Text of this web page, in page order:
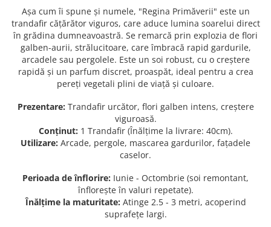
Bulbi de Narcise
Bulbi de Ranunculus
Bulbi de Tigridia
Bulbi de Zambile
Bulbi de Zantedeschia
Bulbi Sparaxis
Seminte de Ierburi
Așa cum îi spune și numele, "Regina Primăverii" este un
trandafir cățărător viguros, care aduce lumina soarelui direct
în grădina dumneavoastră. Se remarcă prin explozia de flori
galben-aurii, strălucitoare, care îmbracă rapid gardurile,
arcadele sau pergolele. Este un soi robust, cu o creștere
rapidă și un parfum discret, proaspăt, ideal pentru a crea
pereți vegetali plini de viață și culoare.
Prezentare: Trandafir urcător, flori galben intens, creștere
viguroasă.
Conținut: 1 Trandafir (Înălțime la livrare: 40cm).
Utilizare: Arcade, pergole, mascarea gardurilor, fațadele
caselor.
Perioada de înflorire: Iunie - Octombrie (soi remontant,
înflorește în valuri repetate).
Înălțime la maturitate: Atinge 2.5 - 3 metri, acoperind
suprafețe largi.